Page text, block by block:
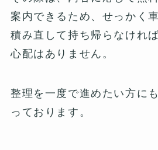
案内できるため、せっかく
積み直して持ち帰らなけれ
心配はありません。
整理を一度で進めたい方に
っております。